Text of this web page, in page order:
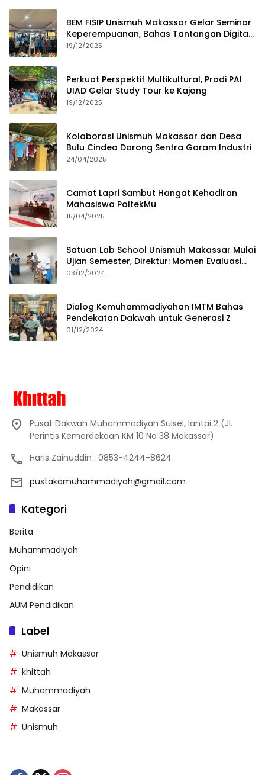
BEM FISIP Unismuh Makassar Gelar Seminar
Keperempuanan, Bahas Tantangan Digital
dan Budaya Lokal
19/12/2025
Perkuat Perspektif Multikultural, Prodi PAI
UIAD Gelar Study Tour ke Kajang
19/12/2025
Kolaborasi Unismuh Makassar dan Desa
Bulu Cindea Dorong Sentra Garam Industri
24/04/2025
Camat Lapri Sambut Hangat Kehadiran
Mahasiswa PoltekMu
15/04/2025
Satuan Lab School Unismuh Makassar Mulai
Ujian Semester, Direktur: Momen Evaluasi
Proses Pembelajaran
03/12/2024
Dialog Kemuhammadiyahan IMTM Bahas
Pendekatan Dakwah untuk Generasi Z
01/12/2024
Pusat Dakwah Muhammadiyah Sulsel, lantai 2 (Jl.
Perintis Kemerdekaan KM 10 No 38 Makassar)
Haris Zainuddin : 0853-4244-8624
pustakamuhammadiyah@gmail.com
Kategori
Berita
Muhammadiyah
Opini
Pendidikan
AUM Pendidikan
Label
Unismuh Makassar
khittah
Muhammadiyah
Makassar
Unismuh